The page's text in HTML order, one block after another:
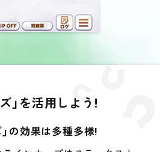
」を活用しよう!
」の効果は多種多様!